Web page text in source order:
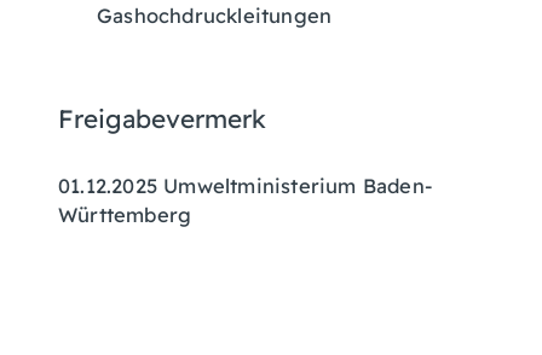
Gashochdruckleitungen
Freigabevermerk
01.12.2025 Umweltministerium Baden-
Württemberg